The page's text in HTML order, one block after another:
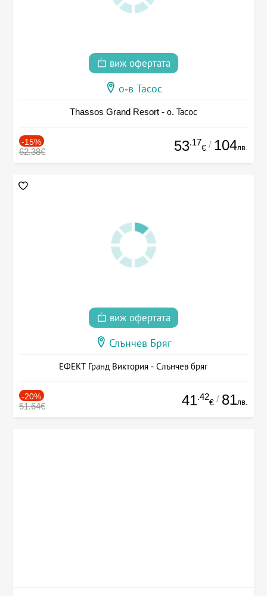
виж офертата
о-в Тасос
Thassos Grand Resort - о. Тасос
-15%
62.38€ 53.17
€ / 104лв.
виж офертата
Слънчев Бряг
ЕФЕКТ Гранд Виктория - Слънчев бряг
-20%
51.64€ 41.42
€ / 81лв.